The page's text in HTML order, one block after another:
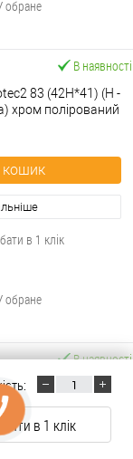
в 1 клік
обране
В наявності
83 (42H*41) (H -
хром полірований
кошик
в 1 клік
обране
В наявності
103 (57H*46)
хром